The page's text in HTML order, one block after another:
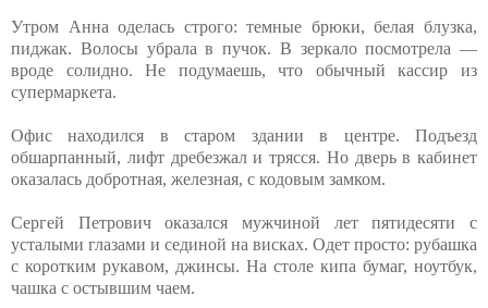
Утром Анна оделась строго: темные брюки, белая блузка,
пиджак. Волосы убрала в пучок. В зеркало посмотрела —
вроде солидно. Не подумаешь, что обычный кассир из
супермаркета.
Офис находился в старом здании в центре. Подъезд
обшарпанный, лифт дребезжал и трясся. Но дверь в кабинет
оказалась добротная, железная, с кодовым замком.
Сергей Петрович оказался мужчиной лет пятидесяти с
усталыми глазами и сединой на висках. Одет просто: рубашка
с коротким рукавом, джинсы. На столе кипа бумаг, ноутбук,
чашка с остывшим чаем.